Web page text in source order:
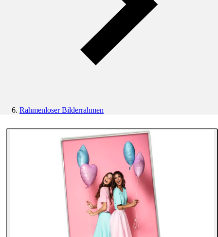
Rahmenloser Bilderrahmen